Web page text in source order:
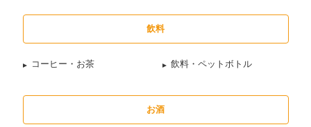
飲料
コーヒー・お茶 飲料・ペットボトル
お酒